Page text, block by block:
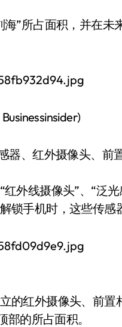
”所占面积，并在未
器、红外摄像头、
外线摄像头”、“泛
锁手机时，这些传感
的红外摄像头、前置
的所占面积。